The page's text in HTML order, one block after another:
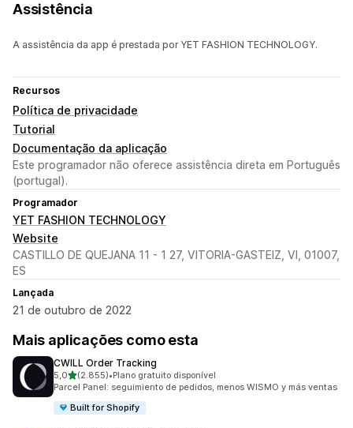
Assistência
A assistência da app é prestada por YET FASHION TECHNOLOGY.
Recursos
Política de privacidade
Tutorial
Documentação da aplicação
Este programador não oferece assistência direta em Português
(portugal).
Programador
YET FASHION TECHNOLOGY
Website
CASTILLO DE QUEJANA 11 - 1 27, VITORIA-GASTEIZ, VI, 01007,
ES
Lançada
21 de outubro de 2022
Mais aplicações como esta
CWILL Order Tracking
5,0de 5 estrelas
(2.855)
2855 total de avaliações
•Plano gratuito disponível
Parcel Panel: seguimiento de pedidos, menos WISMO y más ventas
Built for Shopify